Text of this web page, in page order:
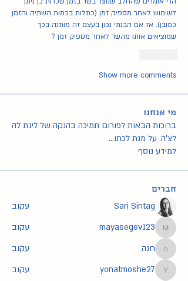
שמוציאים אותו מהשד לאחר מספיק זמן ?
Show more comments
מי אנחנו
ברוכות הבאות לפורום תמיכה בהנקה של ליגת לה
לצ'ה. על מנת לכתו...
למידע נוסף
חברים
Sari Sintag עקוב
mayasegev123
mayasegev123 עקוב
חנהחנה עקוב
yonatmoshe27
yonatmoshe27 עקוב